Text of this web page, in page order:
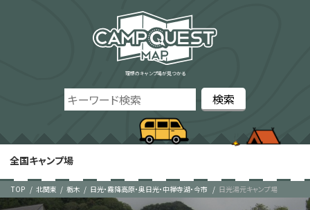
理想のキャンプ場が見つかる
全国キャンプ場
TOP 北関東 栃木 日光・霧降高原・奥日光・中禅寺湖・今市 日光湯元キャンプ場